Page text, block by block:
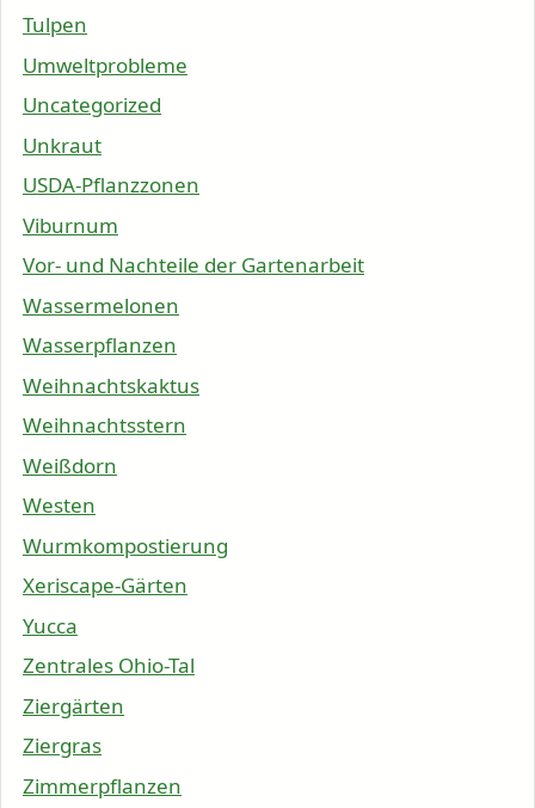
Tulpen
Umweltprobleme
Uncategorized
Unkraut
USDA-Pflanzzonen
Viburnum
Vor- und Nachteile der Gartenarbeit
Wassermelonen
Wasserpflanzen
Weihnachtskaktus
Weihnachtsstern
Weißdorn
Westen
Wurmkompostierung
Xeriscape-Gärten
Yucca
Zentrales Ohio-Tal
Ziergärten
Ziergras
Zimmerpflanzen